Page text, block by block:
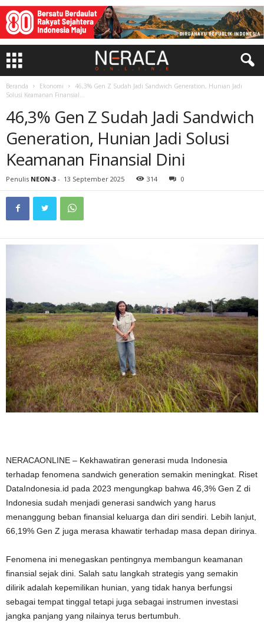
Beranda Ekonomi
46,3% Gen Z Sudah Jadi Sandwich Generation, Hunian Jadi
Solusi Keamanan Finansial...
46,3% Gen Z Sudah Jadi Sandwich
Generation, Hunian Jadi Solusi
Keamanan Finansial Dini
Penulis NEON-3 - 13 September 2025 314 0
NERACAONLINE – Kekhawatiran generasi muda Indonesia
terhadap fenomena sandwich generation semakin meningkat. Riset
DataIndonesia.id pada 2023 mengungkap bahwa 46,3% Gen Z di
Indonesia sudah menjadi generasi sandwich yang harus
menanggung beban finansial keluarga dan diri sendiri. Lebih lanjut,
66,19% Gen Z juga merasa khawatir terhadap masa depan dirinya.
Fenomena ini menegaskan pentingnya membangun keamanan
finansial sejak dini. Salah satu langkah strategis yang semakin
dilirik adalah kepemilikan hunian, yang tidak hanya berfungsi
sebagai tempat tinggal tetapi juga sebagai instrumen investasi
jangka panjang yang nilainya terus bertumbuh.